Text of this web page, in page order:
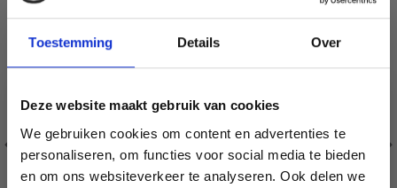
Toestemming Details Over
Deze website maakt gebruik van cookies
We gebruiken cookies om content en advertenties te
personaliseren, om functies voor social media te bieden
en om ons websiteverkeer te analyseren. Ook delen we
DROPS KID-SILK DROPS ALPACA